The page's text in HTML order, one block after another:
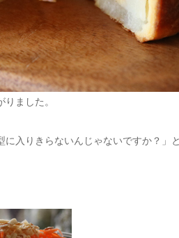
ました。
に入りきらないんじゃないですか？」